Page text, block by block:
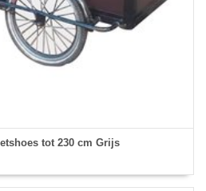
tot 230 cm Grijs